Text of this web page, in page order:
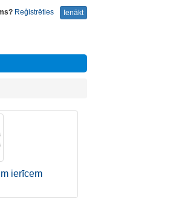
Ienākt
Reģistrēties
ierīcem